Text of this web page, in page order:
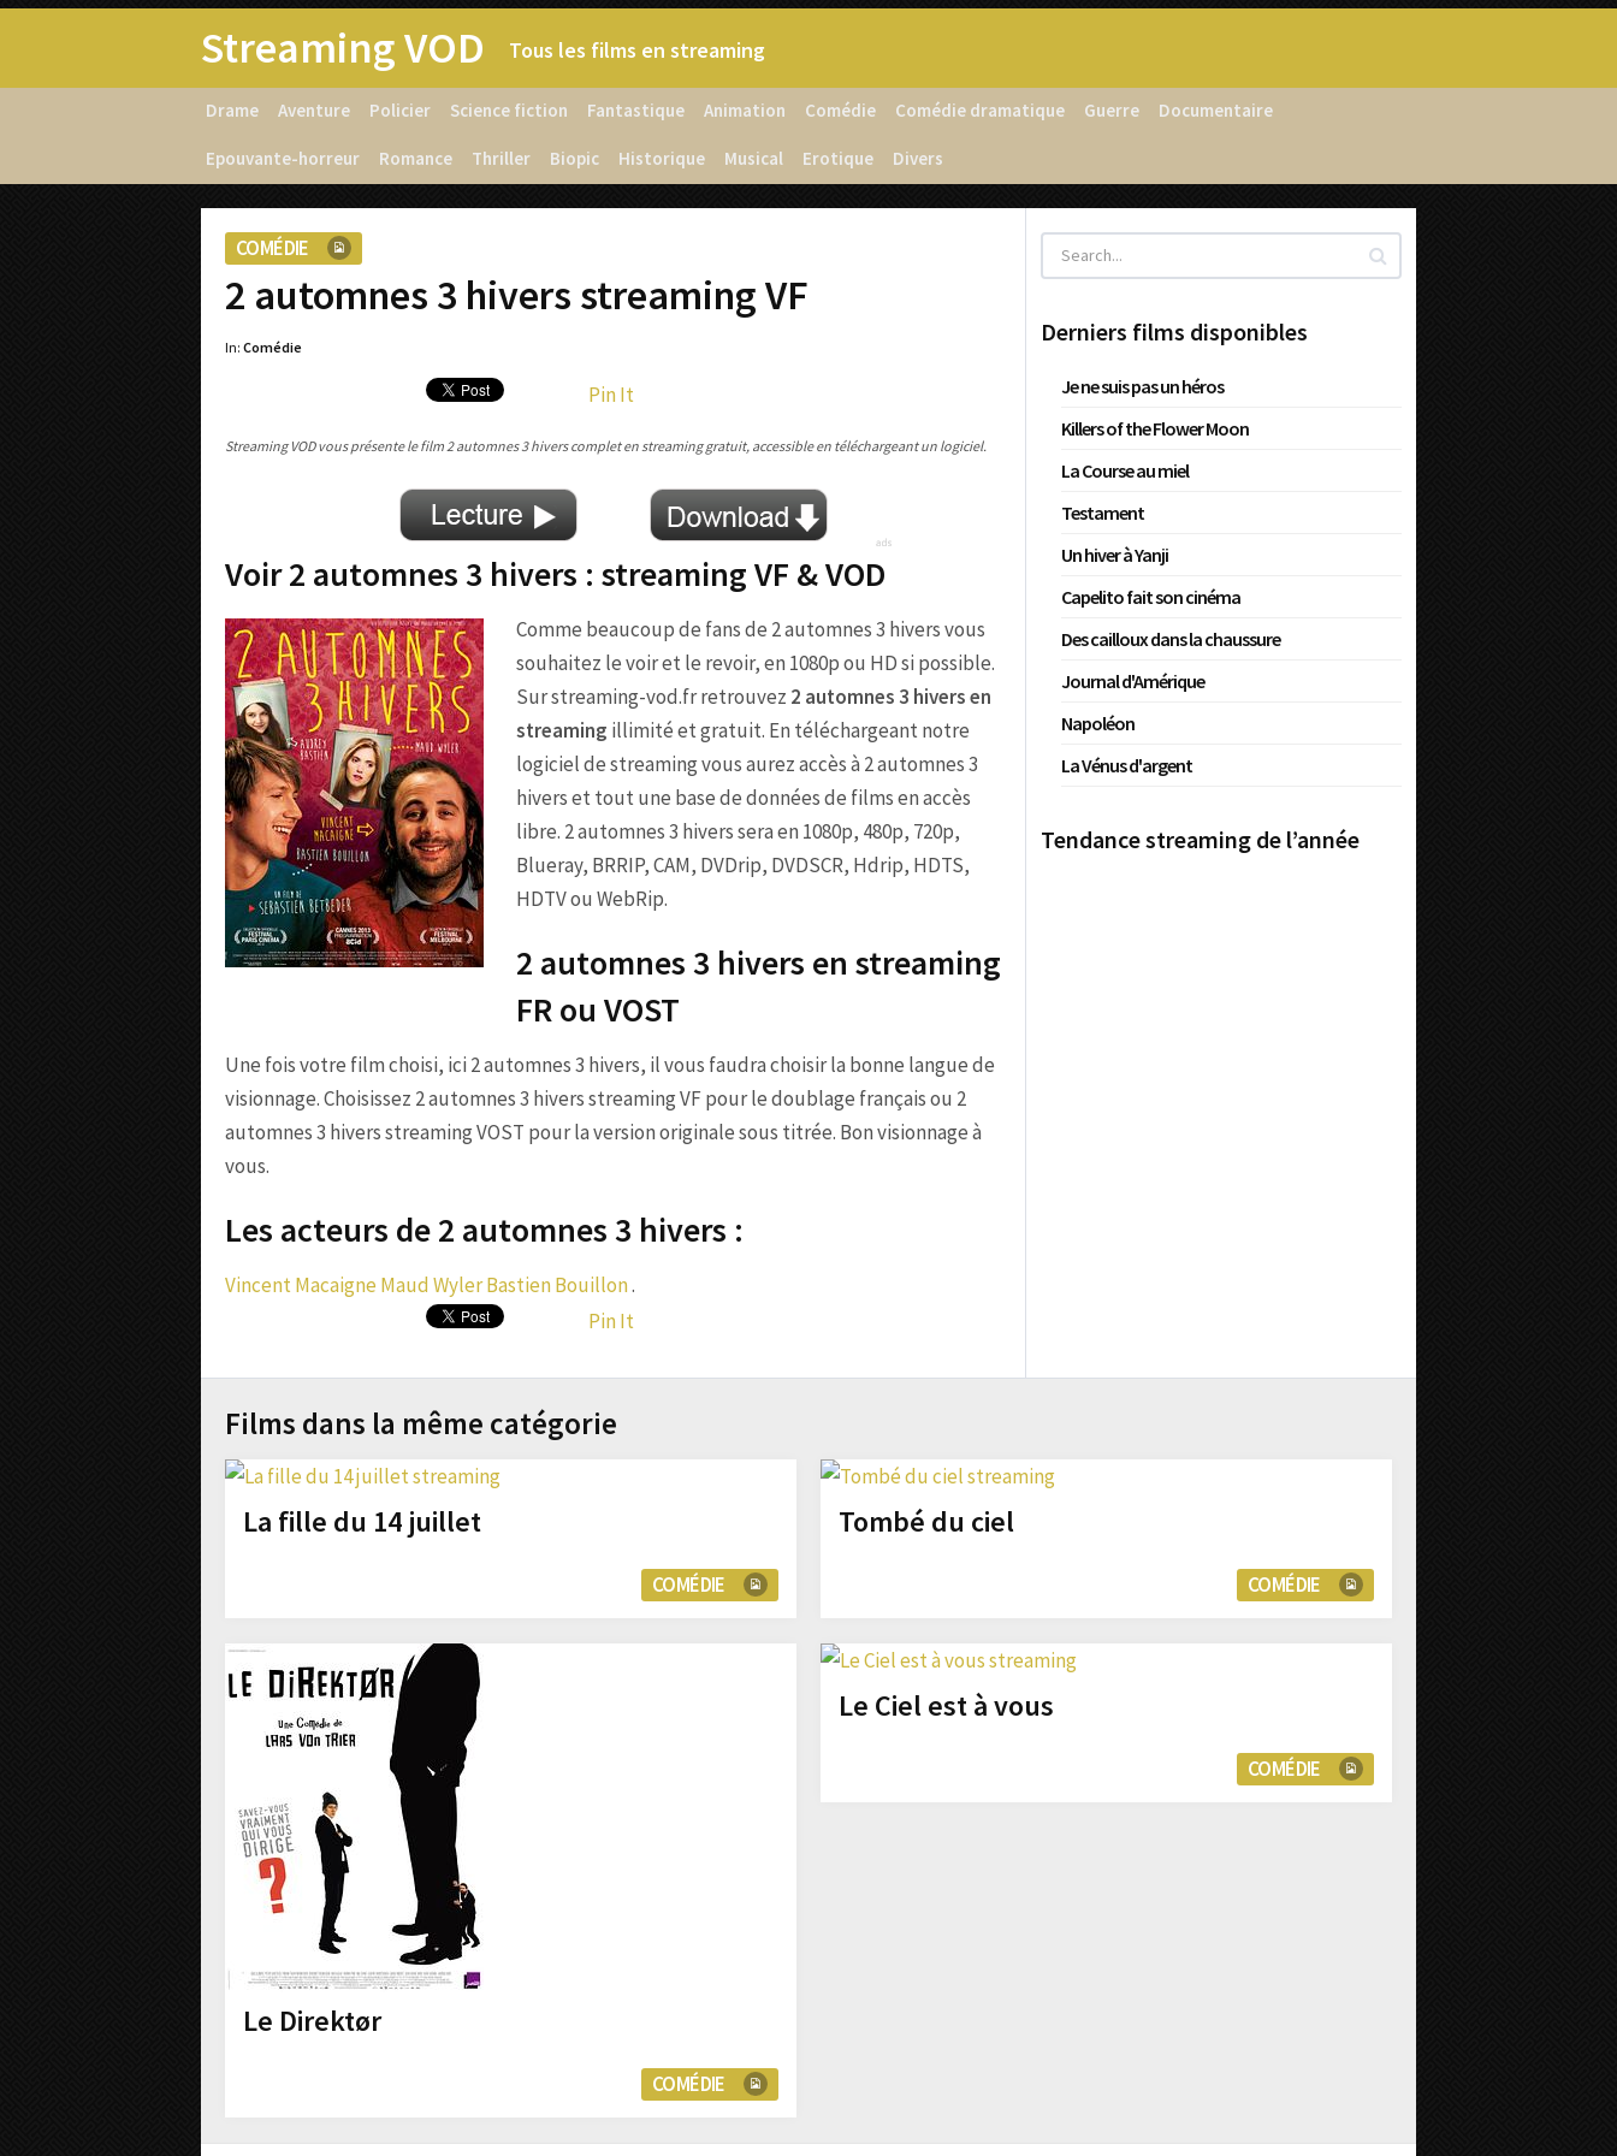
Streaming VOD Tous les films en streaming
Drame Aventure Policier Science fiction Fantastique Animation Comédie Comédie dramatique Guerre Documentaire
Epouvante-horreur Romance Thriller Biopic Historique Musical Erotique Divers
COMÉDIE
2 automnes 3 hivers streaming VF
In: Comédie
Pin It
Streaming VOD vous présente le film 2 automnes 3 hivers complet en streaming gratuit, accessible en téléchargeant un logiciel.
Voir 2 automnes 3 hivers : streaming VF & VOD
Comme beaucoup de fans de 2 automnes 3 hivers vous
souhaitez le voir et le revoir, en 1080p ou HD si possible.
Sur streaming-vod.fr retrouvez 2 automnes 3 hivers en
streaming illimité et gratuit. En téléchargeant notre
logiciel de streaming vous aurez accès à 2 automnes 3
hivers et tout une base de données de films en accès
libre. 2 automnes 3 hivers sera en 1080p, 480p, 720p,
Blueray, BRRIP, CAM, DVDrip, DVDSCR, Hdrip, HDTS,
HDTV ou WebRip.
2 automnes 3 hivers en streaming
FR ou VOST
Une fois votre film choisi, ici 2 automnes 3 hivers, il vous faudra choisir la bonne langue de
visionnage. Choisissez 2 automnes 3 hivers streaming VF pour le doublage français ou 2
automnes 3 hivers streaming VOST pour la version originale sous titrée. Bon visionnage à
vous.
Les acteurs de 2 automnes 3 hivers :
Vincent Macaigne Maud WylerBastien Bouillon.
Pin It
Derniers films disponibles
Je ne suis pas un héros
Killers of the Flower Moon
La Course au miel
Testament
Un hiver à Yanji
Capelito fait son cinéma
Des cailloux dans la chaussure
Journal d'Amérique
Napoléon
La Vénus d'argent
Tendance streaming de l’année
Films dans la même catégorie
La fille du 14 juillet
COMÉDIE
Tombé du ciel
COMÉDIE
Le Direktør
COMÉDIE
Le Ciel est à vous
COMÉDIE